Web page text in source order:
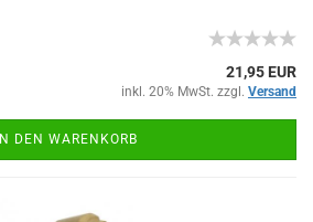
21,95 EUR
inkl. 20% MwSt. zzgl. Versand
IN DEN WARENKORB